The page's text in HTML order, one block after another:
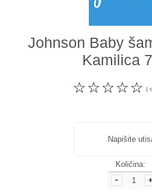
Johnson Baby
Kamilica
☆
☆
☆
☆
☆ (
Napišite
Količina: